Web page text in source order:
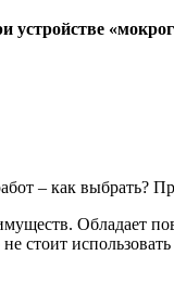
– как выбрать?
Обладает
стоит